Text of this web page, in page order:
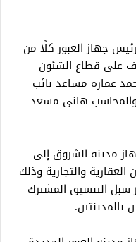
جهاز العبور كلًا من
على قطاع الشئون
عمارة مساعد نائب
هاني مسعد
مدينة الشروق إلى
والتجارية وذلك
سبل التنسيق المشترك
بالمدينتين.